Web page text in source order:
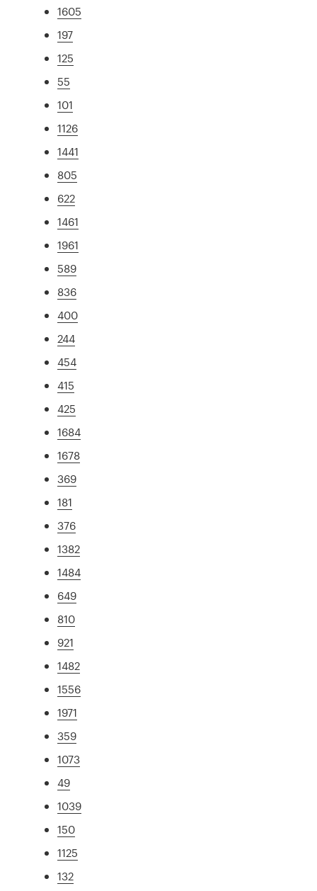
1605
197
125
55
101
1126
1441
805
622
1461
1961
589
836
400
244
454
415
425
1684
1678
369
181
376
1382
1484
649
810
921
1482
1556
1971
359
1073
49
1039
150
1125
132